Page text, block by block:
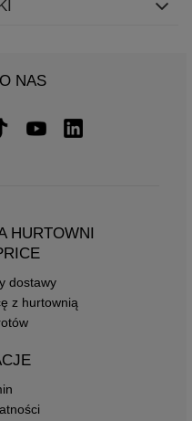
NAS
HURTOWNI
dostawy
z hurtownią